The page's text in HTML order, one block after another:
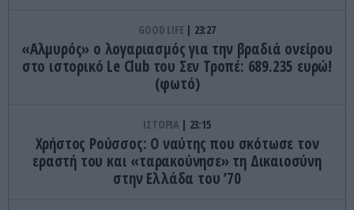
GOOD LIFE 23:27
«Αλμυρός» ο λογαριασμός για την βραδιά ονείρου
στο ιστορικό Le Club του Σεν Τροπέ: 689.235 ευρώ!
(φωτό)
ΙΣΤΟΡΙΑ 23:15
Χρήστος Ρούσσος: Ο ναύτης που σκότωσε τον
εραστή του και «ταρακούνησε» τη Δικαιοσύνη
στην Ελλάδα του ’70